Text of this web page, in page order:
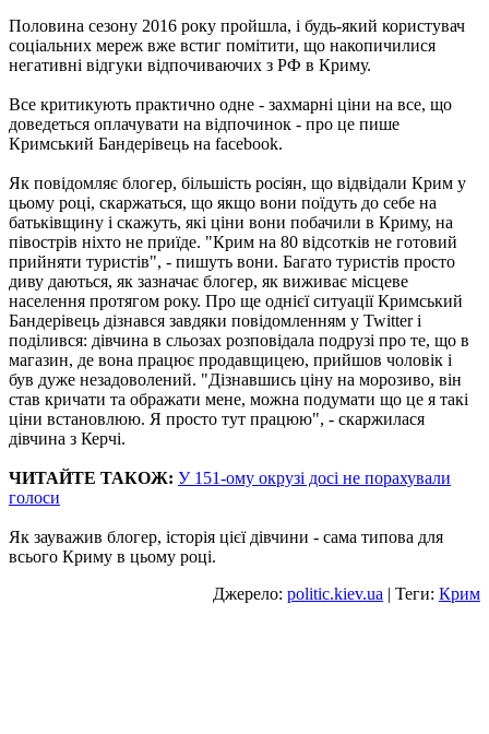
Половина сезону 2016 року пройшла, і будь-який користувач
соціальних мереж вже встиг помітити, що накопичилися
негативні відгуки відпочиваючих з РФ в Криму.
Все критикують практично одне - захмарні ціни на все, що
доведеться оплачувати на відпочинок - про це пише
Кримський Бандерівець на facebook.
Як повідомляє блогер, більшість росіян, що відвідали Крим у
цьому році, скаржаться, що якщо вони поїдуть до себе на
батьківщину і скажуть, які ціни вони побачили в Криму, на
півострів ніхто не приїде. "Крим на 80 відсотків не готовий
прийняти туристів", - пишуть вони. Багато туристів просто
диву даються, як зазначає блогер, як виживає місцеве
населення протягом року. Про ще однієї ситуації Кримський
Бандерівець дізнався завдяки повідомленням у Twitter і
поділився: дівчина в сльозах розповідала подрузі про те, що в
магазин, де вона працює продавщицею, прийшов чоловік і
був дуже незадоволений. "Дізнавшись ціну на морозиво, він
став кричати та ображати мене, можна подумати що це я такі
ціни встановлюю. Я просто тут працюю", - скаржилася
дівчина з Керчі.
ЧИТАЙТЕ ТАКОЖ: У 151-ому окрузі досі не порахували
голоси
Як зауважив блогер, історія цієї дівчини - сама типова для
всього Криму в цьому році.
Джерело: politic.kiev.ua | Теги: Крим